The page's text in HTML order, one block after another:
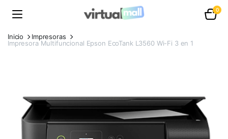
0
Inicio
Impresoras
Impresora Multifuncional Epson EcoTank L3560 Wi-Fi 3 en 1